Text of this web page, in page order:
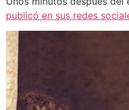
publicó en sus redes